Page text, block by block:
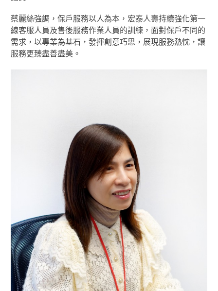
蔡麗絲強調，保戶服務以人為本，宏泰人壽持續強化第一
線客服人員及售後服務作業人員的訓練，面對保戶不同的
需求，以專業為基石，發揮創意巧思，展現服務熱忱，讓
服務更臻盡善盡美。